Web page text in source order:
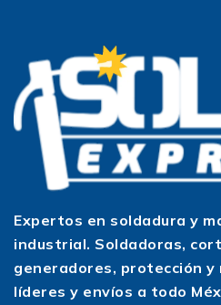
Expertos en soldadura y
industrial. Soldadoras,
generadores, protección y
líderes y envíos a todo